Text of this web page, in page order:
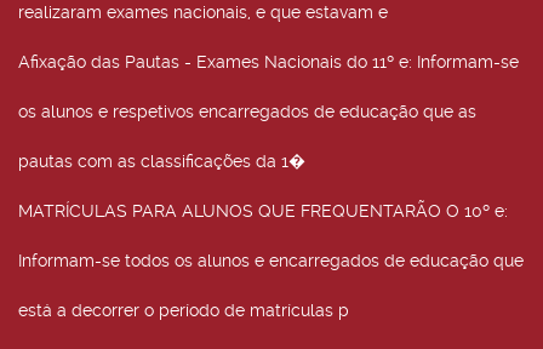
realizaram exames nacionais, e que estavam e
Afixação das Pautas - Exames Nacionais do 11º e: Informam-se
os alunos e respetivos encarregados de educação que as
pautas com as classificações da 1�
MATRÍCULAS PARA ALUNOS QUE FREQUENTARÃO O 10º e:
Informam-se todos os alunos e encarregados de educação que
está a decorrer o período de matrículas p